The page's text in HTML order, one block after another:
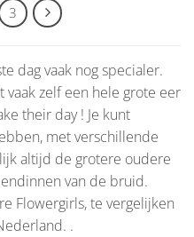
3
dag vaak nog specialer.
zelf een hele grote eer
their day ! Je kunt
met verschillende
altijd de grotere oudere
van de bruid.
Flowergirls, te vergelijken
.